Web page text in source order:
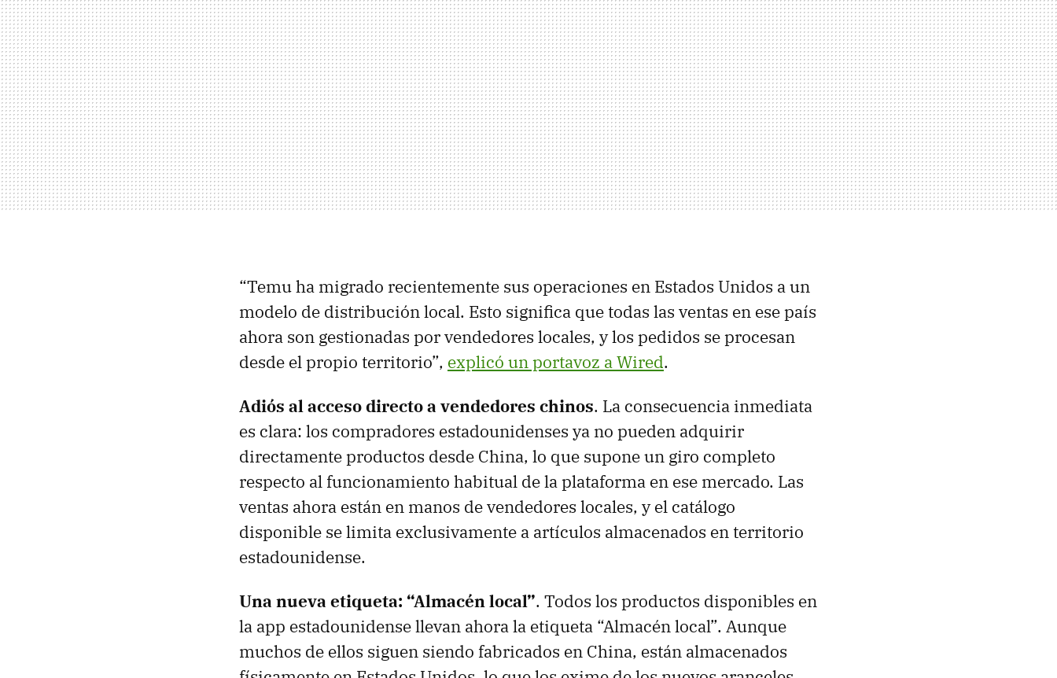
“Temu ha migrado recientemente sus operaciones en Estados Unidos a un
modelo de distribución local. Esto significa que todas las ventas en ese país
ahora son gestionadas por vendedores locales, y los pedidos se procesan
desde el propio territorio”, explicó un portavoz a Wired.
Adiós al acceso directo a vendedores chinos. La consecuencia inmediata
es clara: los compradores estadounidenses ya no pueden adquirir
directamente productos desde China, lo que supone un giro completo
respecto al funcionamiento habitual de la plataforma en ese mercado. Las
ventas ahora están en manos de vendedores locales, y el catálogo
disponible se limita exclusivamente a artículos almacenados en territorio
estadounidense.
Una nueva etiqueta: “Almacén local”. Todos los productos disponibles en
la app estadounidense llevan ahora la etiqueta “Almacén local”. Aunque
muchos de ellos siguen siendo fabricados en China, están almacenados